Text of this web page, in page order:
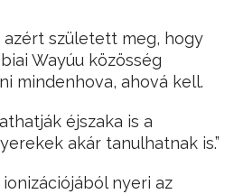
született meg, hogy
Wayúu közösség
mindenhova, ahová kell.
éjszaka is a
akár tanulhatnak is.”
nyeri az